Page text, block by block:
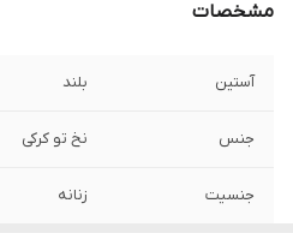
مشخصات
آستین بلند
جنس نخ تو کرکی
جنسیت زنانه